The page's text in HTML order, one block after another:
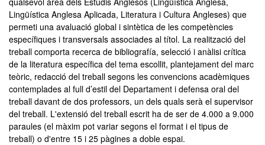
Lingüística Anglesa Aplicada, Literatura i Cultura Angleses) que
permeti una avaluació global i sintètica de les competències
específiques i transversals associades al títol. La realització del
treball comporta recerca de bibliografía, selecció i anàlisi crítica
de la literatura específica del tema escollit, plantejament del marc
teòric, redacció del treball segons les convencions acadèmiques
contemplades al full d’estil del Departament i defensa oral del
treball davant de dos professors, un dels quals serà el supervisor
del treball. L'extensió del treball escrit ha de ser de 4.000 a 9.000
paraules (el màxim pot variar segons el format i el tipus de
treball) o d'entre 15 i 25 pàgines a doble espai.